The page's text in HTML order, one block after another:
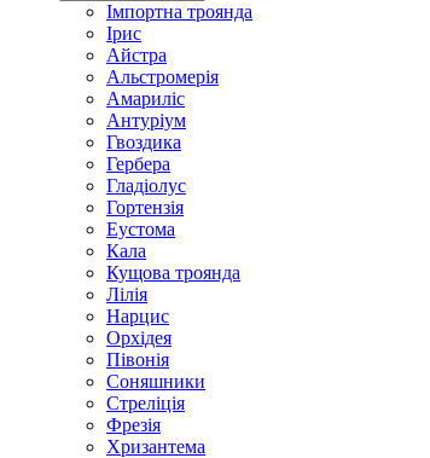
Імпортна троянда
Ірис
Айстра
Альстромерія
Амариліс
Антуріум
Гвоздика
Гербера
Гладіолус
Гортензія
Еустома
Кала
Кущова троянда
Лілія
Нарцис
Орхідея
Півонія
Соняшники
Стреліція
Фрезія
Хризантема